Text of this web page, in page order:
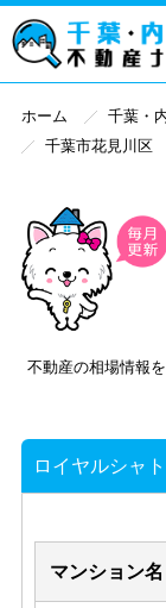
ホーム
千葉・
千葉市花見川区
不動産の相場情報
ロイヤルシャ
マンション名